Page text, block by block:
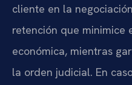
cliente en la
retención que minimice
económica, mientras
la orden judicial. En